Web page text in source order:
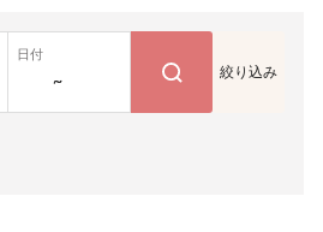
日付
~ 絞り込み